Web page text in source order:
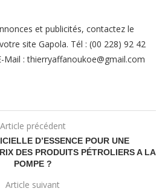
et publicités, contactez le
site Gapola. Tél : (00 228) 92 42
: thierryaffanoukoe@gmail.com
Article précédent
D’ESSENCE POUR UNE
DES PRODUITS PÉTROLIERS A LA
POMPE ?
Article suivant